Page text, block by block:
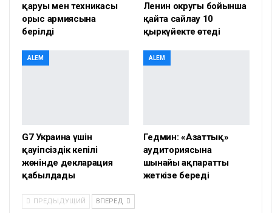
қаруы мен техникасы
орыс армиясына
берілді
Ленин округы бойынша
қайта сайлау 10
қыркүйекте өтеді
ALEM
G7 Украина үшін
қауіпсіздік кепілі
жөнінде декларация
қабылдады
ALEM
Гедмин: «Азаттық»
аудиториясына
шынайы ақпаратты
жеткізе береді
ПРЕДЫДУЩИЙ ВПЕРЕД